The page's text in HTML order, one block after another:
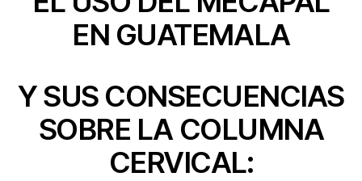
EN GUATEMALA
Y SUS CONSECUENCIAS
SOBRE LA COLUMNA
CERVICAL: